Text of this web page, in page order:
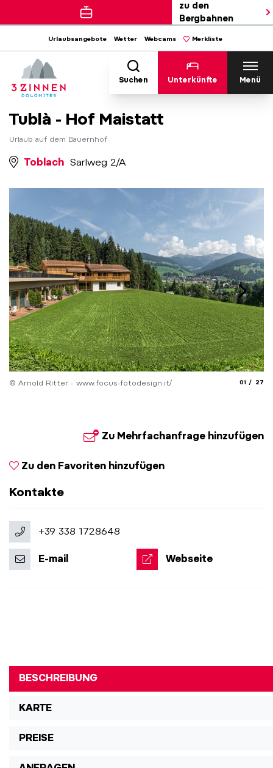
zu den
Bergbahnen
Urlaubsangebote Wetter Webcams Merkliste
Suchen Unterkünfte Menü
Tublà - Hof Maistatt
Urlaub auf dem Bauernhof
Toblach Sarlweg 2/A
© Arnold Ritter - www.focus-fotodesign.it/ 01 27
Zu Mehrfachanfrage hinzufügen
Zu den Favoriten hinzufügen
Kontakte
+39 338 1728648
E-mail Webseite
BESCHREIBUNG
KARTE
PREISE